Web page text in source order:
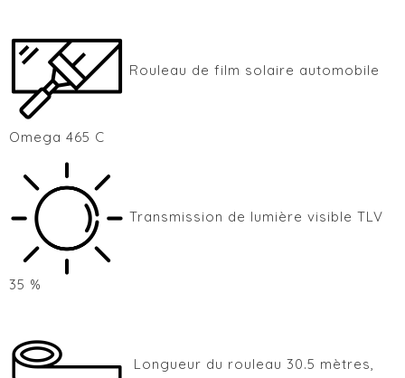
Rouleau de film solaire automobile
Omega 465 C
Transmission de lumière visible TLV
35 %
Longueur du rouleau 30.5 mètres,